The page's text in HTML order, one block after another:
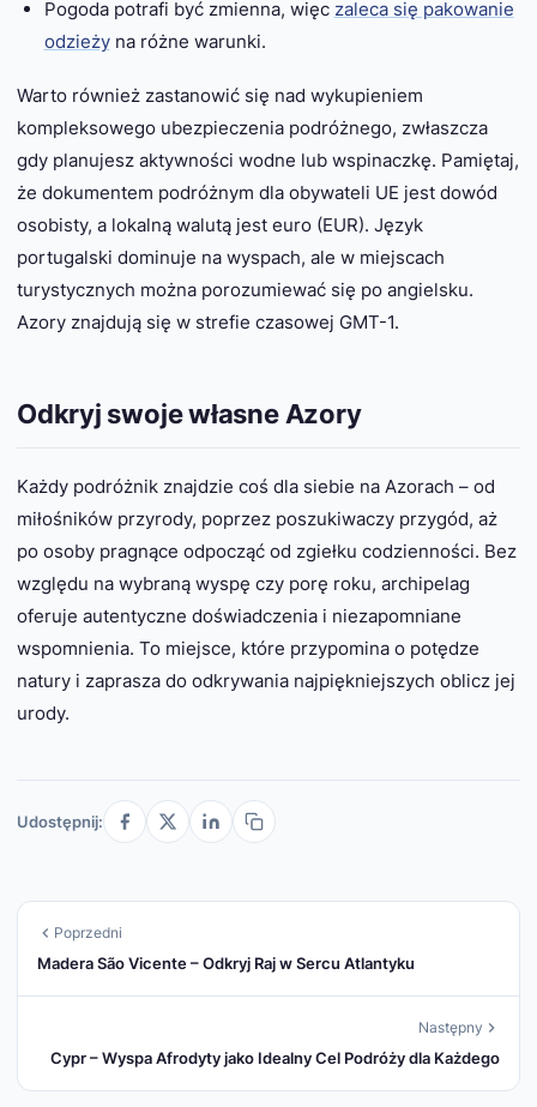
Pogoda potrafi być zmienna, więc zaleca się pakowanie
odzieżyna różne warunki.
Warto również zastanowić się nad wykupieniem
kompleksowego ubezpieczenia podróżnego, zwłaszcza
gdy planujesz aktywności wodne lub wspinaczkę. Pamiętaj,
że dokumentem podróżnym dla obywateli UE jest dowód
osobisty, a lokalną walutą jest euro (EUR). Język
portugalski dominuje na wyspach, ale w miejscach
turystycznych można porozumiewać się po angielsku.
Azory znajdują się w strefie czasowej GMT-1.
Odkryj swoje własne Azory
Każdy podróżnik znajdzie coś dla siebie na Azorach – od
miłośników przyrody, poprzez poszukiwaczy przygód, aż
po osoby pragnące odpocząć od zgiełku codzienności. Bez
względu na wybraną wyspę czy porę roku, archipelag
oferuje autentyczne doświadczenia i niezapomniane
wspomnienia. To miejsce, które przypomina o potędze
natury i zaprasza do odkrywania najpiękniejszych oblicz jej
urody.
Udostępnij:
Poprzedni
Madera São Vicente – Odkryj Raj w Sercu Atlantyku
Następny
Cypr – Wyspa Afrodyty jako Idealny Cel Podróży dla Każdego